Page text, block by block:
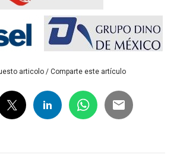
articolo / Comparte este artículo